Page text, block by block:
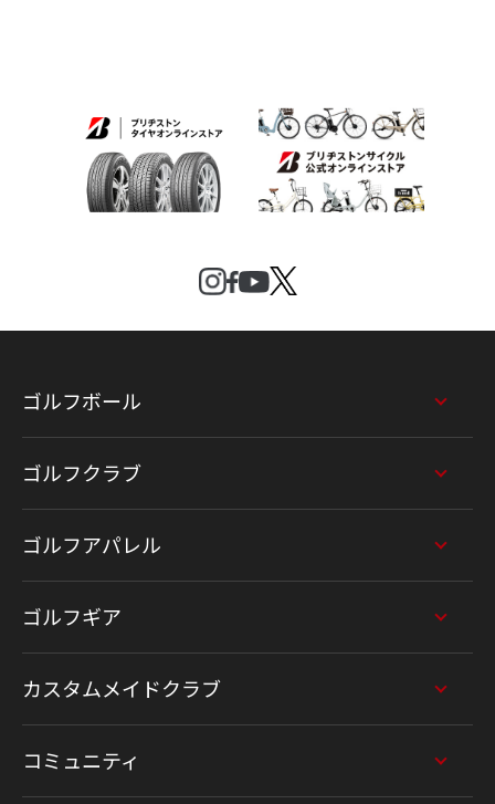
ゴルフボール
ゴルフクラブ
ゴルフアパレル
ゴルフギア
カスタムメイドクラブ
コミュニティ